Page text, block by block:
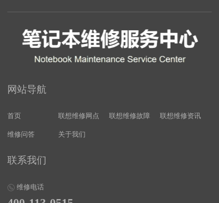
网站导航
首页 联想维修网点 联想维修故障 联想维修资讯
维修问答 关于我们
联系我们
维修电话